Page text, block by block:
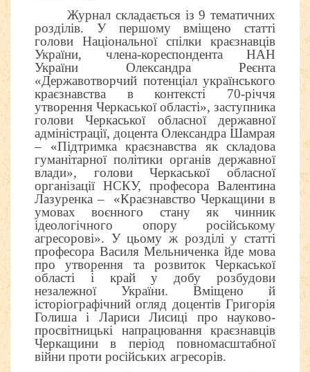
Журнал складається із 9 тематичних
розділів. У першому вміщено статті
голови Національної спілки краєзнавців
України, члена-кореспондента НАН
України Олександра Реєнта
«Державотворчий потенціал українського
краєзнавства в контексті 70-річчя
утворення Черкаської області», заступника
голови Черкаської обласної державної
адміністрації, доцента Олександра Шамрая
– «Підтримка краєзнавства як складова
гуманітарної політики органів державної
влади», голови Черкаської обласної
організації НСКУ, професора Валентина
Лазуренка – «Краєзнавство Черкащини в
умовах воєнного стану як чинник
ідеологічного опору російському
агресорові». У цьому ж розділі у статті
професора Василя Мельниченка йде мова
про утворення та розвиток Черкаської
області і край у добу розбудови
незалежної України. Вміщено й
історіографічний огляд доцентів Григорія
Голиша і Лариси Лисиці про науково-
просвітницькі напрацювання краєзнавців
Черкащини в період повномасштабної
війни проти російських агресорів.